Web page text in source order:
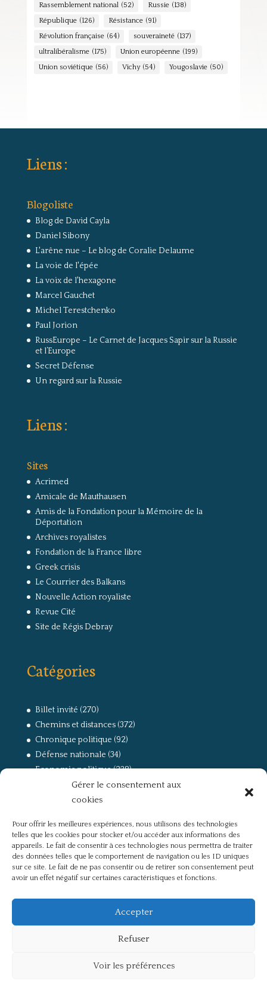
Gérer le consentement aux
cookies
Pour offrir les meilleures expériences, nous utilisons des technologies
telles que les cookies pour stocker et/ou accéder aux informations des
appareils. Le fait de consentir à ces technologies nous permettra de traiter
des données telles que le comportement de navigation ou les ID uniques
sur ce site. Le fait de ne pas consentir ou de retirer son consentement peut
avoir un effet négatif sur certaines caractéristiques et fonctions.
Accepter
Refuser
Voir les préférences
Rassemblement national (52) Russie (138)
République (126) Résistance (91)
Révolution française (64) souveraineté (137)
ultralibéralisme (175) Union européenne (199)
Union soviétique (56) Vichy (54) Yougoslavie (50)
Liens :
Blogoliste
Blog de David Cayla
Daniel Sibony
L'arêne nue – Le blog de Coralie Delaume
La voie de l'épée
La voix de l'hexagone
Marcel Gauchet
Michel Terestchenko
Paul Jorion
RussEurope – Le Carnet de Jacques Sapir sur la Russie
et l’Europe
Secret Défense
Un regard sur la Russie
Liens :
Sites
Acrimed
Amicale de Mauthausen
Amis de la Fondation pour la Mémoire de la
Déportation
Archives royalistes
Fondation de la France libre
Greek crisis
Le Courrier des Balkans
Nouvelle Action royaliste
Revue Cité
Site de Régis Debray
Catégories
Billet invité (270)
Chemins et distances(372)
Chronique politique (92)
Défense nationale (34)
Economie politique(238)
(168)
La guerre, la Résistance et la Déportation
Non classé(42)
Partis politiques, intelligentsia, médias(750)
Présentation(4)
Références(57)